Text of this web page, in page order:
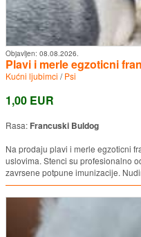
Objavljen: 08.08.2026.
Plavi i merle egzoticni
Kućni ljubimci /Psi
1,00 EUR
Rasa: Francuski Buldog
Na prodaju plavi i merle egzoticni
uslovima. Stenci su profesionalno
zavrsene potpune imunizacije.